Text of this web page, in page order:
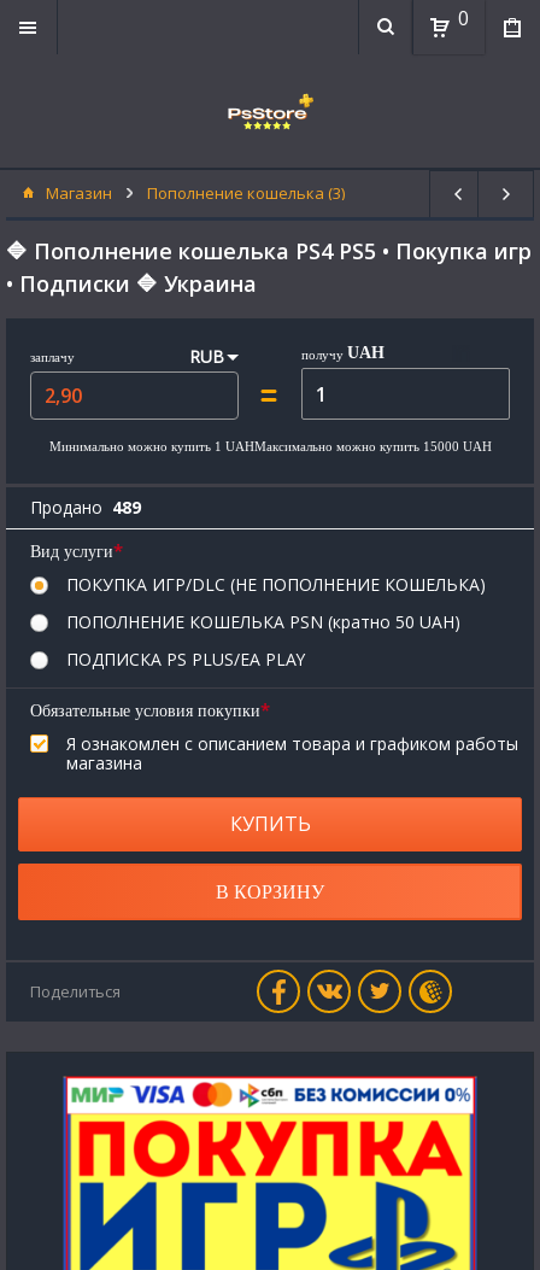
0
Магазин Пополнение кошелька (3)
🔷 Пополнение кошелька PS4 PS5 • Покупка игр
• Подписки 🔷 Украина
заплачу RUB получу UAH
Минимально можно купить 1 UAHМаксимально можно купить 15000 UAH
Продано 489
Вид услуги*
ПОКУПКА ИГР/DLC (НЕ ПОПОЛНЕНИЕ КОШЕЛЬКА)
ПОПОЛНЕНИЕ КОШЕЛЬКА PSN (кратно 50 UAH)
ПОДПИСКА PS PLUS/EA PLAY
Обязательные условия покупки*
Я ознакомлен с описанием товара и графиком работы
магазина
КУПИТЬ
В КОРЗИНУ
Поделиться